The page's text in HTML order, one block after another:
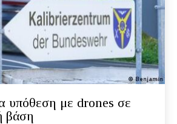
υπόθεση με drones σε
βάση